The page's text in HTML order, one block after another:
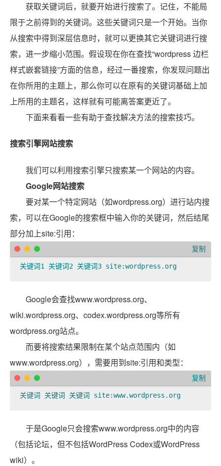
获取关键词后，就要开始进行搜索了。记住，不能局
限于之前得到的关键词。这些关键词只是一个开始。当你
从搜索中得到深层信息时，就可以更换其它关键词进行搜
索，进一步缩小范围。假设现在你在查找“wordpress 边栏
样式嵌套链接”方面的信息，经过一番搜索，你发现问题出
在你所用的主题上，那么你可以在原有的关键词基础上加
上所用的主题名，这样就有可能离答案更近了。
下面来看看一些有助于查找解决方法的搜索技巧。
搜索引擎网站搜索
我们可以利用搜索引擎只搜索某一个网站的内容。
Google网站搜索
要对某一个特定网站（如wordpress.org）进行站内搜
索，可以在Google的搜索框中输入你的关键词，然后结尾
部分加上site:引用：
关键词1 关键词2 关键词3 site:wordpress.org
复制
Google会查找www.wordpress.org、
wiki.wordpress.org、codex.wordpress.org等所有
wordpress.org站点。
而要将搜索结果限制在某个站点范围内（如
www.wordpress.org），需要用到site:引用和类型：
关键词 关键词 关键词 site:www.wordpress.org
复制
于是Google只会搜索www.wordpress.org中的内容
（包括论坛，但不包括WordPress Codex或WordPress
wiki）。